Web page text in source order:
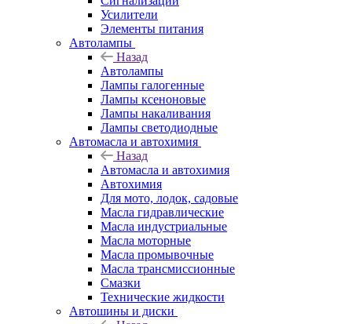
Усилители
Элементы питания
Автолампы
Назад
Автолампы
Лампы галогенные
Лампы ксеноновые
Лампы накаливания
Лампы светодиодные
Автомасла и автохимия
Назад
Автомасла и автохимия
Автохимия
Для мото, лодок, садовые
Масла гидравлические
Масла индустриальные
Масла моторные
Масла промывочные
Масла трансмиссионные
Смазки
Технические жидкости
Автошины и диски